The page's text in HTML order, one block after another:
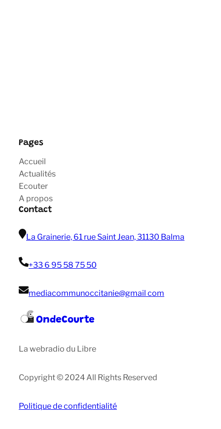
Pages
Accueil
Actualités
Ecouter
A propos
Contact
La Grainerie, 61 rue Saint Jean, 31130 Balma
+33 6 95 58 75 50
mediacommunoccitanie@gmail com
OndeCourte
La webradio du Libre
Copyright © 2024 All Rights Reserved
Politique de confidentialité